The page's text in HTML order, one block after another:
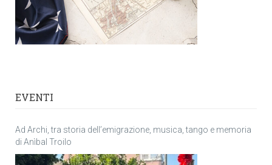
EVENTI
Ad Archi, tra storia dell’emigrazione, musica, tango e memoria
di Anìbal Troilo